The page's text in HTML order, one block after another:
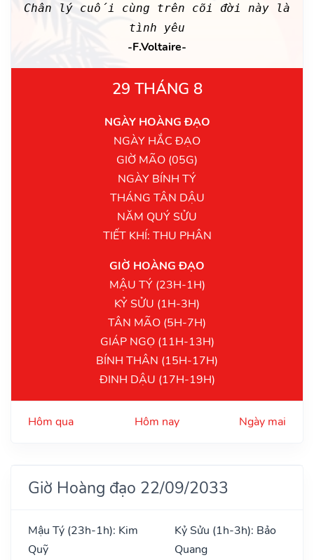
Chân lý cuối cùng trên cõi đời này là
tình yêu
-F.Voltaire-
29 THÁNG 8
NGÀY HOÀNG ĐẠO
NGÀY HẮC ĐẠO
GIỜ MÃO (05G)
NGÀY BÍNH TÝ
THÁNG TÂN DẬU
NĂM QUÝ SỬU
TIẾT KHÍ: THU PHÂN
GIỜ HOÀNG ĐẠO
MẬU TÝ (23H-1H)
KỶ SỬU (1H-3H)
TÂN MÃO (5H-7H)
GIÁP NGỌ (11H-13H)
BÍNH THÂN (15H-17H)
ĐINH DẬU (17H-19H)
Hôm qua Hôm nay Ngày mai
Giờ Hoàng đạo 22/09/2033
Mậu Tý (23h-1h): Kim
Quỹ
Kỷ Sửu (1h-3h): Bảo
Quang